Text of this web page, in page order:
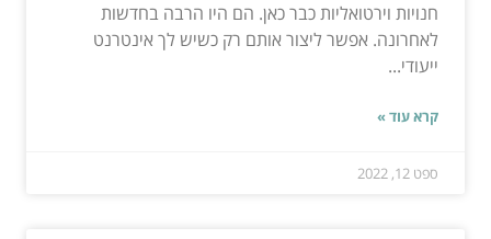
חנויות וירטואליות כבר כאן. הם היו הרבה בחדשות
לאחרונה. אפשר ליצור אותם רק כשיש לך אינטרנט
ייעודי...
קרא עוד »
ספט 12, 2022